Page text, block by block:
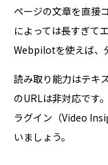
ページの文章を直接
によっては長すぎて
Webpilotを使えば、
読み取り能力はテキ
のURLは非対応です
ラグイン（Video
いましょう。